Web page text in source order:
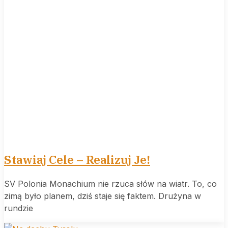
Stawiaj Cele – Realizuj Je!
SV Polonia Monachium nie rzuca słów na wiatr. To, co
zimą było planem, dziś staje się faktem. Drużyna w
rundzie